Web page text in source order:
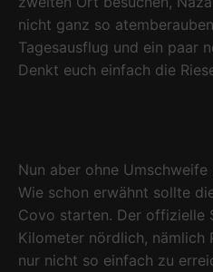
nicht ganz so
Tagesausflug und ein paar
Denkt euch einfach die
Nun aber ohne Umschweife
Wie schon erwähnt sollte
Covo starten. Der offizielle
Kilometer nördlich, nämlich
nur nicht so einfach zu